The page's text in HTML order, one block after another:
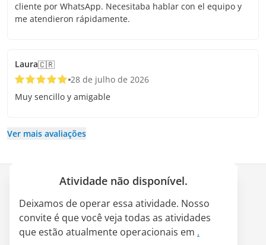
cliente por WhatsApp. Necesitaba hablar con el equipo y
me atendieron rápidamente.
Laura🇨🇷
28 de julho de 2026
Muy sencillo y amigable
Ver mais avaliações
Atividade não disponível.
Deixamos de operar essa atividade. Nosso
convite é que você veja todas as atividades
que estão atualmente operacionais em .
Quem somos
Parceria LATAM Pass
Empregos